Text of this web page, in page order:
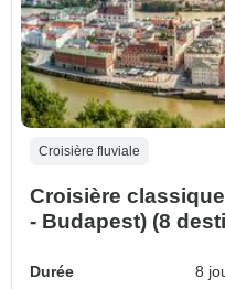
Croisière fluviale
Croisière
- Budapest) (8
Durée
8